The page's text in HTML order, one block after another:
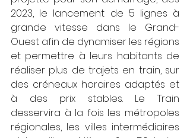
2023, le lancement de 5 lignes à
grande vitesse dans le Grand-
Ouest afin de dynamiser les régions
et permettre à leurs habitants de
réaliser plus de trajets en train, sur
des créneaux horaires adaptés et
à des prix stables. Le Train
desservira à la fois les métropoles
régionales, les villes intermédiaires